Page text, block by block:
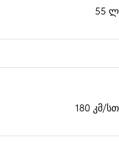
55 ლ
180 კმ/სთ